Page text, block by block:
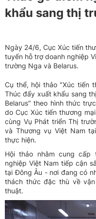
khẩu sang thị
Ngày 24/6, Cục Xúc tiến
tuyến hỗ trợ doanh nghiệp
trường Nga và Belarus.
Cụ thể, hội thảo "Xúc tiến
Thúc đẩy xuất khẩu sang
Belarus" theo hình thức
do Cục Xúc tiến thương
cùng Vụ Phát triển Thị
và Thương vụ Việt Nam
thực hiện.
Hội thảo nhằm cung
nghiệp Việt Nam tiếp cận
tại Đông Âu - nơi đang có
thách thức đặc thù về
thuật.